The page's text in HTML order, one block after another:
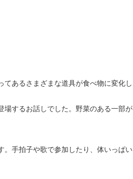
あるさまざまな道具が食べ物に変化し
するお話しでした。野菜のある一部が
手拍子や歌で参加したり、体いっぱい